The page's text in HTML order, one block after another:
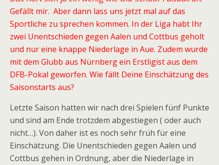
Gefällt mir. Aber dann lass uns jetzt mal auf das
Sportliche zu sprechen kommen. In der Liga habt Ihr
zwei Unentschieden gegen Aalen und Cottbus geholt
und nur eine knappe Niederlage in Aue. Zudem wurde
mit dem Glubb aus Nürnberg ein Erstligist aus dem
DFB-Pokal geworfen. Wie fällt Deine Einschätzung des
Saisonstarts aus?
Letzte Saison hatten wir nach drei Spielen fünf Punkte
und sind am Ende trotzdem abgestiegen ( oder auch
nicht…). Von daher ist es noch sehr früh für eine
Einschätzung. Die Unentschieden gegen Aalen und
Cottbus gehen in Ordnung, aber die Niederlage in